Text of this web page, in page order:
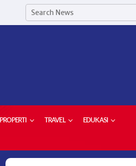
PROPERTI TRAVEL
EDUKASI